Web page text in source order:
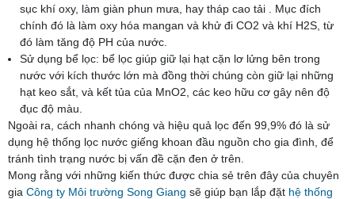
sục khí oxy, làm giàn phun mưa, hay tháp cao tải . Mục đích
chính đó là làm oxy hóa mangan và khử đi CO2 và khí H2S, từ
đó làm tăng độ PH của nước.
Sử dụng bể lọc: bể lọc giúp giữ lại hạt cặn lơ lửng bên trong
nước với kích thước lớn mà đồng thời chúng còn giữ lại những
hạt keo sắt, và kết tủa của MnO2, các keo hữu cơ gây nên độ
đục độ màu.
Ngoài ra, cách nhanh chóng và hiệu quả lọc đến 99,9% đó là sử
dụng hệ thống lọc nước giếng khoan đầu nguồn cho gia đình, để
tránh tình trạng nước bị vấn đề cặn đen ở trên.
Mong rằng với những kiến thức được chia sẻ trên đây của chuyên
gia Công ty Môi trường Song Giang sẽ giúp bạn lắp đặt hệ thống